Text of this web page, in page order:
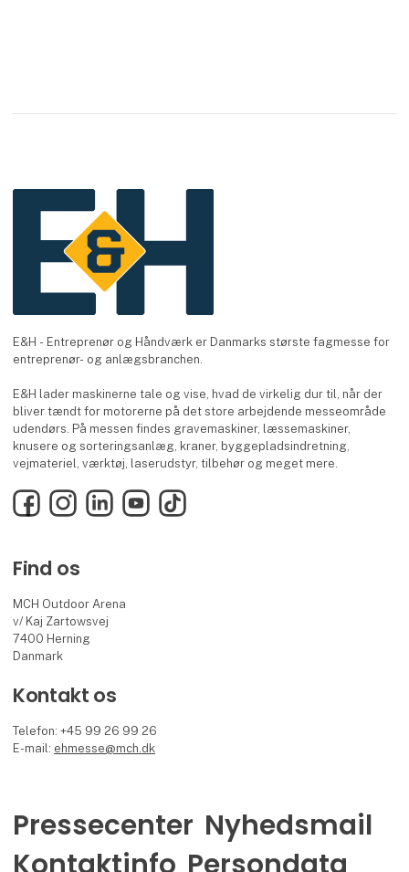
E&H - Entreprenør og Håndværk er Danmarks største fagmesse for
entreprenør- og anlægsbranchen.
E&H lader maskinerne tale og vise, hvad de virkelig dur til, når der
bliver tændt for motorerne på det store arbejdende messeområde
udendørs. På messen findes gravemaskiner, læssemaskiner,
knusere og sorteringsanlæg, kraner, byggepladsindretning,
vejmateriel, værktøj, laserudstyr, tilbehør og meget mere.
FacebookInstagramLinkedInYouTubeTikTok
Find os
MCH Outdoor Arena
v/ Kaj Zartowsvej
7400 Herning
Danmark
Kontakt os
Telefon: +45 99 26 99 26
E-mail: ehmesse@mch.dk
Pressecenter Nyhedsmail
Kontaktinfo Persondata